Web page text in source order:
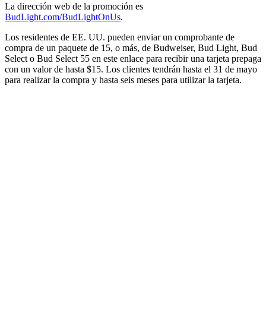
La dirección web de la promoción es
BudLight.com/BudLightOnUs.
Los residentes de EE. UU. pueden enviar un comprobante de
compra de un paquete de 15, o más, de Budweiser, Bud Light, Bud
Select o Bud Select 55 en este enlace para recibir una tarjeta prepaga
con un valor de hasta $15. Los clientes tendrán hasta el 31 de mayo
para realizar la compra y hasta seis meses para utilizar la tarjeta.